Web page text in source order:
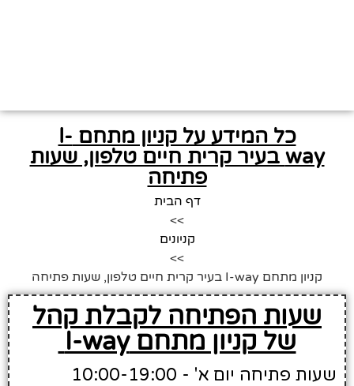
כל המידע על קניון מתחם I-
way בעיר קרית חיים טלפון, שעות
פתיחה
דף הבית
>>
קניונים
>>
קניון מתחם I-way בעיר קרית חיים טלפון, שעות פתיחה
שעות הפתיחה לקבלת קהל
של קניון מתחם I-way
שעות פתיחה יום א' - 10:00-19:00